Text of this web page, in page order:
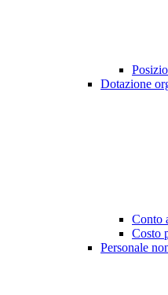
Dotazione
Conto
Costo
Personale